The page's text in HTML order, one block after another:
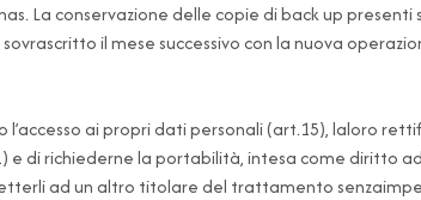
conservazione delle copie di back up presenti
il mese successivo con la nuova
ai propri dati personali (art.15), laloro
di richiederne la portabilità, intesa come diritto
ad un altro titolare del trattamento